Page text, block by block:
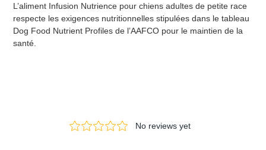
L’aliment Infusion Nutrience pour chiens adultes de petite race
respecte les exigences nutritionnelles stipulées dans le tableau
Dog Food Nutrient Profiles de l’AAFCO pour le maintien de la
santé.